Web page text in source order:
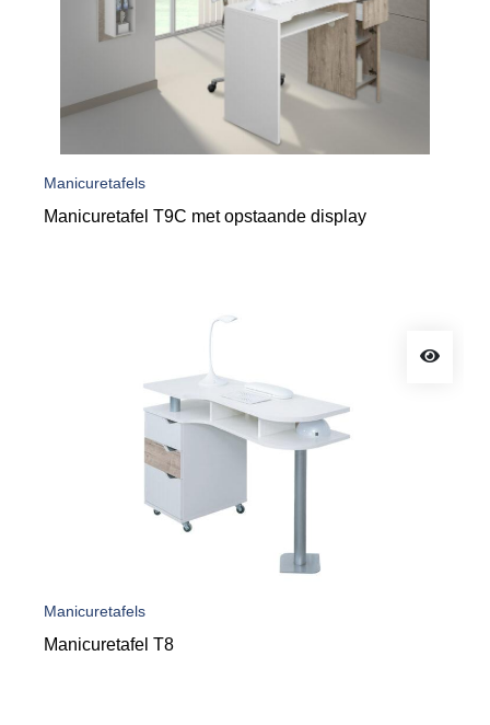
Manicuretafels
Manicuretafel T9C met opstaande display
Manicuretafels
Manicuretafel T8